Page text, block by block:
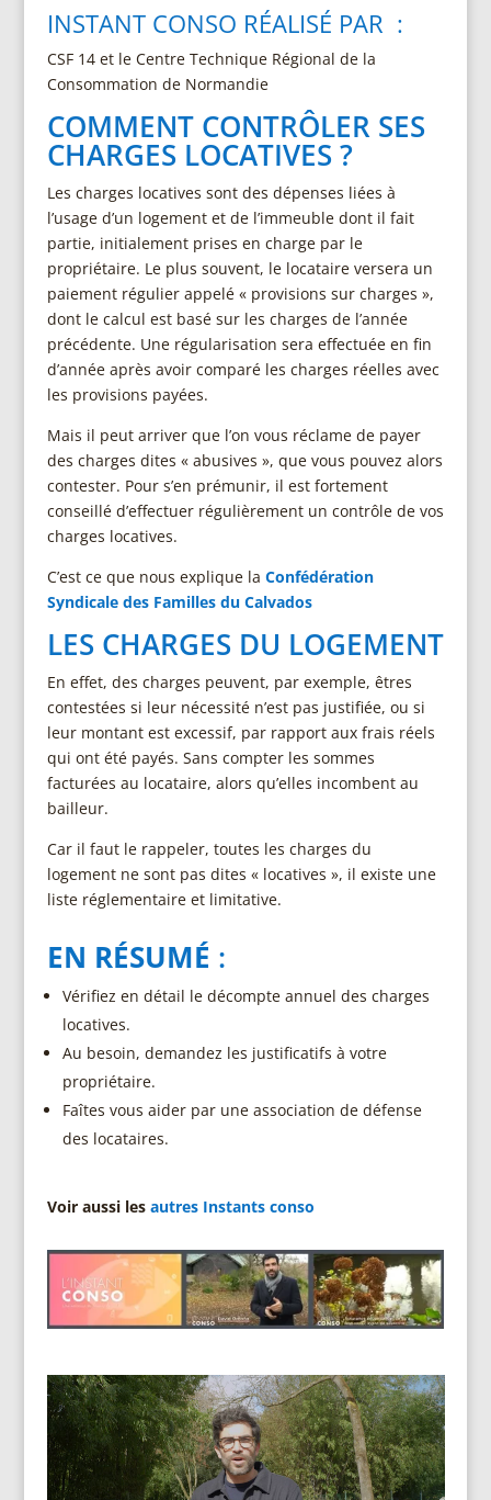
INSTANT CONSO RÉALISÉ PAR :
CSF 14 et le Centre Technique Régional de la
Consommation de Normandie
COMMENT CONTRÔLER SES
CHARGES LOCATIVES ?
Les charges locatives sont des dépenses liées à
l’usage d’un logement et de l’immeuble dont il fait
partie, initialement prises en charge par le
propriétaire. Le plus souvent, le locataire versera un
paiement régulier appelé « provisions sur charges »,
dont le calcul est basé sur les charges de l’année
précédente. Une régularisation sera effectuée en fin
d’année après avoir comparé les charges réelles avec
les provisions payées.
Mais il peut arriver que l’on vous réclame de payer
des charges dites « abusives », que vous pouvez alors
contester. Pour s’en prémunir, il est fortement
conseillé d’effectuer régulièrement un contrôle de vos
charges locatives.
C’est ce que nous explique la Confédération
Syndicale des Familles du Calvados
LES CHARGES DU LOGEMENT
En effet, des charges peuvent, par exemple, êtres
contestées si leur nécessité n’est pas justifiée, ou si
leur montant est excessif, par rapport aux frais réels
qui ont été payés. Sans compter les sommes
facturées au locataire, alors qu’elles incombent au
bailleur.
Car il faut le rappeler, toutes les charges du
logement ne sont pas dites « locatives », il existe une
liste réglementaire et limitative.
EN RÉSUMÉ :
Vérifiez en détail le décompte annuel des charges
locatives.
Au besoin, demandez les justificatifs à votre
propriétaire.
Faîtes vous aider par une association de défense
des locataires.
Voir aussi les autres Instants conso